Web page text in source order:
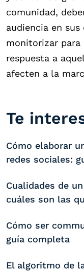
comunidad,
audiencia en sus
monitorizar para
respuesta a
afecten a la
Te
Cómo elaborar
redes sociales:
Cualidades de
cuáles son las
Cómo ser
guía completa
El algoritmo de